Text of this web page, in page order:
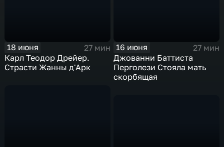
18 июня
27 мин
Карл Теодор Дрейер.
Страсти Жанны д'Арк
16 июня
27 мин
Джованни Баттиста
Перголези Стояла мать
скорбящая